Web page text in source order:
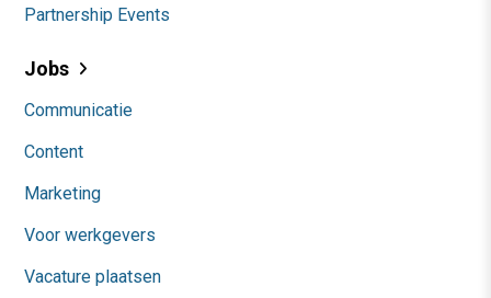
Partnership Events
Jobs
Communicatie
Content
Marketing
Voor werkgevers
Vacature plaatsen